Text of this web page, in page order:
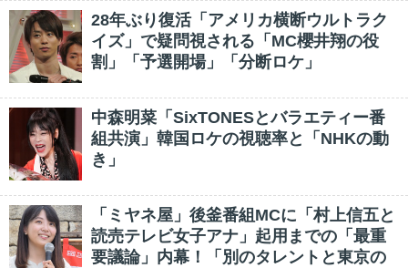
28年ぶり復活「アメリカ横断ウルトラク
イズ」で疑問視される「MC櫻井翔の役
割」「予選開場」「分断ロケ」
中森明菜「SixTONESとバラエティー番
組共演」韓国ロケの視聴率と「NHKの動
き」
「ミヤネ屋」後釜番組MCに「村上信五と
読売テレビ女子アナ」起用までの「最重
要議論」内幕！「別のタレントと東京の